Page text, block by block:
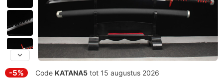
-5% Code KATANA5 tot 15 augustus 2026